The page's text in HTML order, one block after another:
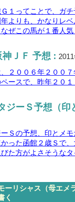
１ってことで、ガ
よりも、かなりレ
ぜこの馬が１番人
ＪＦ 予想 :
２００６年２００
ースで、昨年２０
ジーＳ予想（
Ｓの予想、印とメ
った函館２歳Ｓで
た方がよさそうな
ーリシャス（母エメ
く